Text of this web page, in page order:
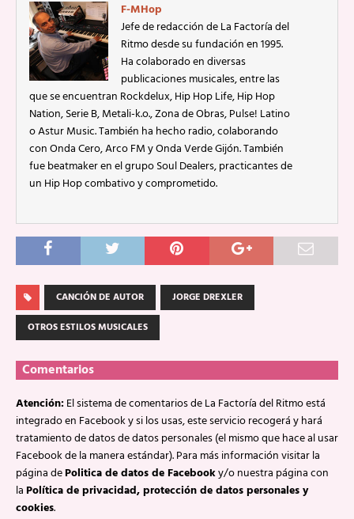
F-MHop
Jefe de redacción de La Factoría del
Ritmo desde su fundación en 1995.
Ha colaborado en diversas
publicaciones musicales, entre las
que se encuentran Rockdelux, Hip Hop Life, Hip Hop
Nation, Serie B, Metali-k.o., Zona de Obras, Pulse! Latino
o Astur Music. También ha hecho radio, colaborando
con Onda Cero, Arco FM y Onda Verde Gijón. También
fue beatmaker en el grupo Soul Dealers, practicantes de
un Hip Hop combativo y comprometido.
CANCIÓN DE AUTOR
JORGE DREXLER
OTROS ESTILOS MUSICALES
Comentarios
Atención:El sistema de comentarios de La Factoría del Ritmo está
integrado en Facebook y si los usas, este servicio recogerá y hará
tratamiento de datos de datos personales (el mismo que hace al usar
Facebook de la manera estándar). Para más información visitar la
página dePolitica de datos de Facebooky/o nuestra página con
laPolítica de privacidad, protección de datos personales y
cookies.